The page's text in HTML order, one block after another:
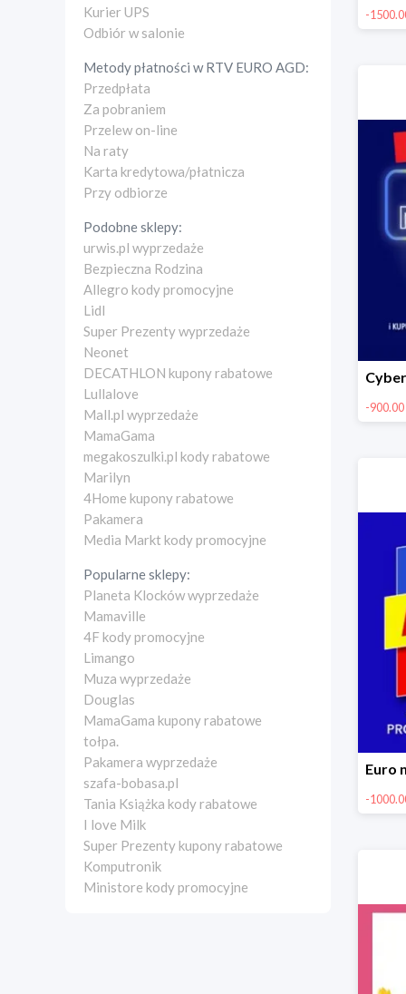
Kurier UPS
Odbiór w salonie
Metody płatności wRTV EURO AGD:
Przedpłata
Za pobraniem
Przelew on-line
Na raty
Karta kredytowa/płatnicza
Przy odbiorze
Podobne sklepy:
urwis.pl wyprzedaże
Bezpieczna Rodzina
Allegro kody promocyjne
Lidl
Super Prezenty wyprzedaże
Neonet
DECATHLON kupony rabatowe
Lullalove
Mall.pl wyprzedaże
MamaGama
megakoszulki.pl kody rabatowe
Marilyn
4Home kupony rabatowe
Pakamera
Media Markt kody promocyjne
Popularne sklepy:
Planeta Klocków wyprzedaże
Mamaville
4F kody promocyjne
Limango
Muza wyprzedaże
Douglas
MamaGama kupony rabatowe
tołpa.
Pakamera wyprzedaże
szafa-bobasa.pl
Tania Książka kody rabatowe
I love Milk
Super Prezenty kupony rabatowe
Komputronik
Ministore kody promocyjne
-
-900.00
-